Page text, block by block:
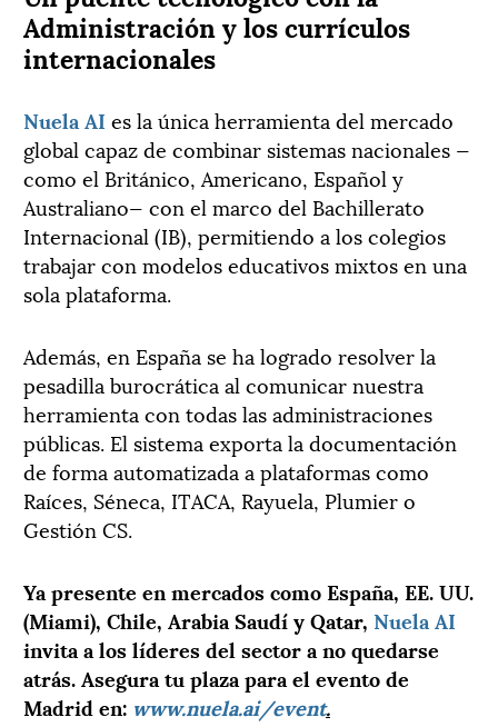
Administración y los currículos
internacionales
Nuela AI es la única herramienta del mercado
global capaz de combinar sistemas nacionales —
como el Británico, Americano, Español y
Australiano— con el marco del Bachillerato
Internacional (IB), permitiendo a los colegios
trabajar con modelos educativos mixtos en una
sola plataforma.
Además, en España se ha logrado resolver la
pesadilla burocrática al comunicar nuestra
herramienta con todas las administraciones
públicas. El sistema exporta la documentación
de forma automatizada a plataformas como
Raíces, Séneca, ITACA, Rayuela, Plumier o
Gestión CS.
Ya presente en mercados como España, EE. UU.
(Miami), Chile, Arabia Saudí y Qatar, Nuela AI
invita a los líderes del sector a no quedarse
atrás. Asegura tu plaza para el evento de
Madrid en: www.nuela.ai/event.